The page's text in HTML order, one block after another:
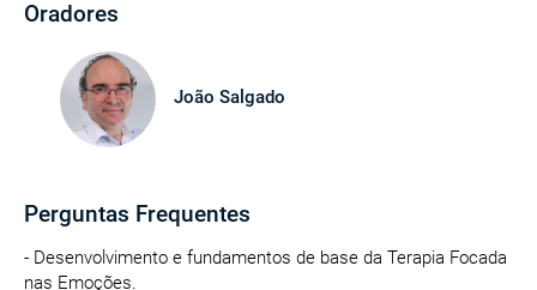
Oradores
João Salgado
Perguntas Frequentes
- Desenvolvimento e fundamentos de base da Terapia Focada
nas Emoções.